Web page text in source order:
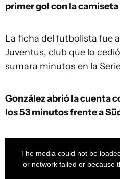
primer gol con la
La ficha del futbolista fue
Juventus, club que lo
sumara minutos en la
González abrió la cuenta
los 53 minutos frente a
The media could not be
or network failed or because